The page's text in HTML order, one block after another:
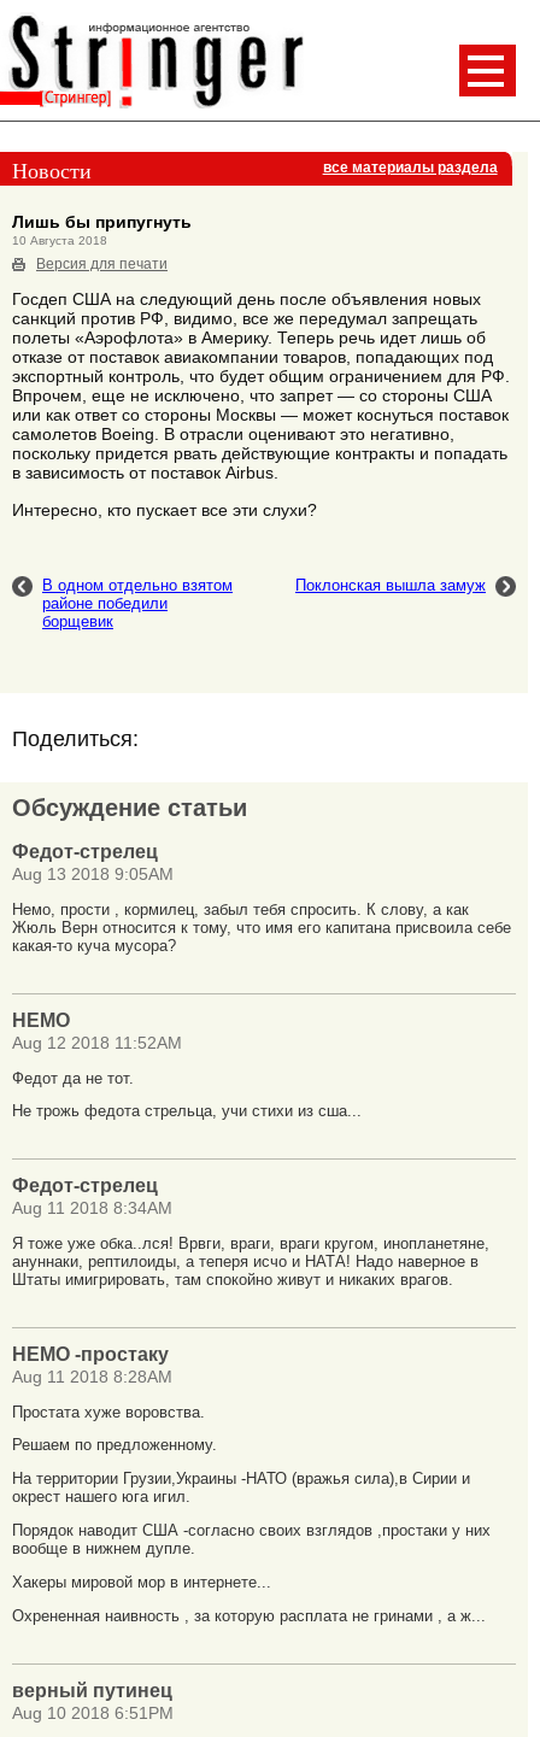
Новости все материалы раздела
Лишь бы припугнуть
10 Августа 2018
Версия для печати
Госдеп США на следующий день после объявления новых
санкций против РФ, видимо, все же передумал запрещать
полеты «Аэрофлота» в Америку. Теперь речь идет лишь об
отказе от поставок авиакомпании товаров, попадающих под
экспортный контроль, что будет общим ограничением для РФ.
Впрочем, еще не исключено, что запрет — со стороны США
или как ответ со стороны Москвы — может коснуться поставок
самолетов Boeing. В отрасли оценивают это негативно,
поскольку придется рвать действующие контракты и попадать
в зависимость от поставок Airbus.
Интересно, кто пускает все эти слухи?
В одном отдельно взятом
районе победили
борщевик
Поклонская вышла замуж
Поделиться:
Обсуждение статьи
Федот-стрелец
Aug 13 2018 9:05AM
Немо, прости , кормилец, забыл тебя спросить. К слову, а как
Жюль Верн относится к тому, что имя его капитана присвоила себе
какая-то куча мусора?
НЕМО
Aug 12 2018 11:52AM
Федот да не тот.
Не трожь федота стрельца, учи стихи из сша...
Федот-стрелец
Aug 11 2018 8:34AM
Я тоже уже обка..лся! Врвги, враги, враги кругом, инопланетяне,
ануннаки, рептилоиды, а теперя исчо и НАТА! Надо наверное в
Штаты имигрировать, там спокойно живут и никаких врагов.
НЕМО -простаку
Aug 11 2018 8:28AM
Простата хуже воровства.
Решаем по предложенному.
На территории Грузии,Украины -НАТО (вражья сила),в Сирии и
окрест нашего юга игил.
Порядок наводит США -согласно своих взглядов ,простаки у них
вообще в нижнем дупле.
Хакеры мировой мор в интернете...
Охрененная наивность , за которую расплата не гринами , а ж...
верный путинец
Aug 10 2018 6:51PM